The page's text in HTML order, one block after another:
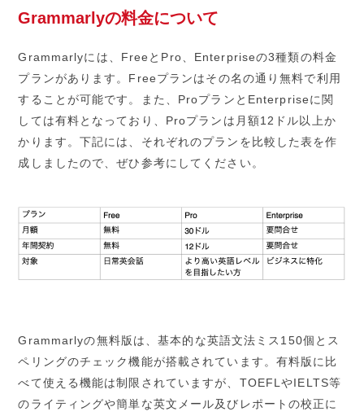
Grammarlyの料金について
Grammarlyには、FreeとPro、Enterpriseの3種類の料金
プランがあります。Freeプランはその名の通り無料で利用
することが可能です。また、ProプランとEnterpriseに関
しては有料となっており、Proプランは月額12ドル以上か
かります。下記には、それぞれのプランを比較した表を作
成しましたので、ぜひ参考にしてください。
Grammarlyの無料版は、基本的な英語文法ミス150個とス
ペリングのチェック機能が搭載されています。有料版に比
べて使える機能は制限されていますが、TOEFLやIELTS等
のライティングや簡単な英文メール及びレポートの校正に